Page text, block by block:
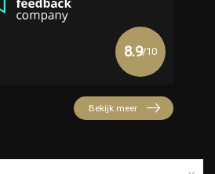
8.9/10
Bekijk meer